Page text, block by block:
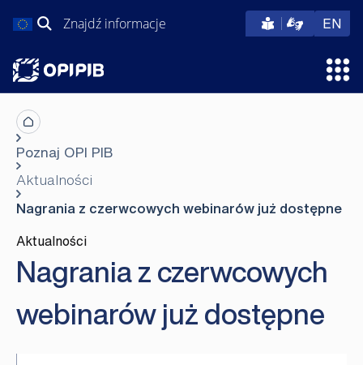
do
Szukaj: EN
Poznaj OPI PIB
Aktualności
Nagrania z czerwcowych webinarów już dostępne
Nagrania z czerwcowych
webinarów już dostępne
Aktualności